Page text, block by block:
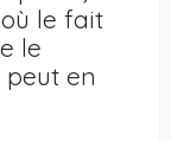
le fait
le
en